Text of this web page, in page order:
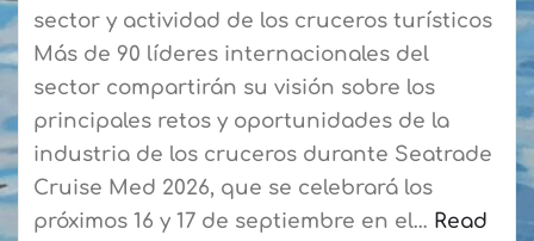
para
agilizar
el
embarque
a
los
residentes
sector y actividad de los cruceros turísticos
Más de 90 líderes internacionales del
sector compartirán su visión sobre los
principales retos y oportunidades de la
industria de los cruceros durante Seatrade
Cruise Med 2026, que se celebrará los
próximos 16 y 17 de septiembre en el… Read